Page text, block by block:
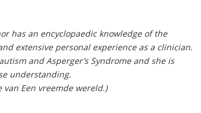
has an encyclopaedic knowledge of the
extensive personal experience as a clinician.
and Asperger’s Syndrome and she is
understanding.
van Een vreemde wereld.)